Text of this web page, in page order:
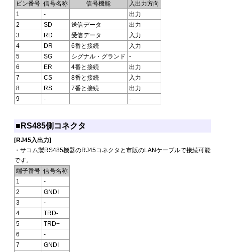
ピン番号 信号名称 信号機能
入出力方向
1
-
出力
2
SD 送信データ
出力
3
RD 受信データ
入力
4
DR 6番と接続
入力
5
SG シグナル・グランド
-
6
ER 4番と接続
出力
7
CS 8番と接続
入力
8
RS 7番と接続
出力
9
- -
■RS485側コネクタ
[RJ45入出力]
・サコム製RS485機器のRJ45コネクタと市販のLANケーブルで接続可能
です。
端子番号 信号名称
1
-
2
GNDI
3
-
4
TRD-
5
TRD+
6
-
7
GNDI